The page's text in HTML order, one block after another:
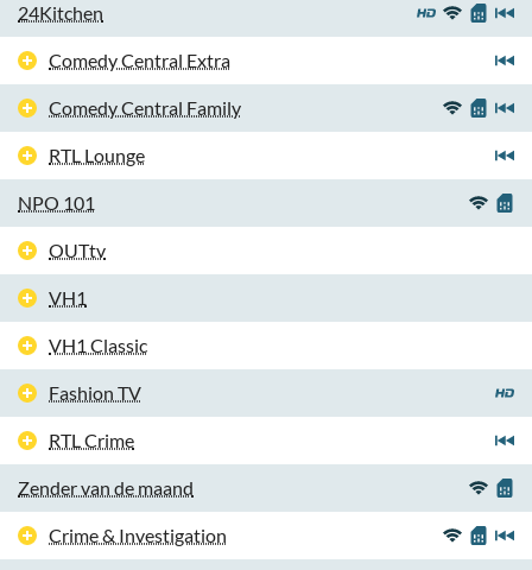
24Kitchen
Comedy Central Extra
Comedy Central Family
RTL Lounge
NPO 101
OUTtv
VH1
VH1 Classic
Fashion TV
RTL Crime
Zender van de maand
Crime & Investigation